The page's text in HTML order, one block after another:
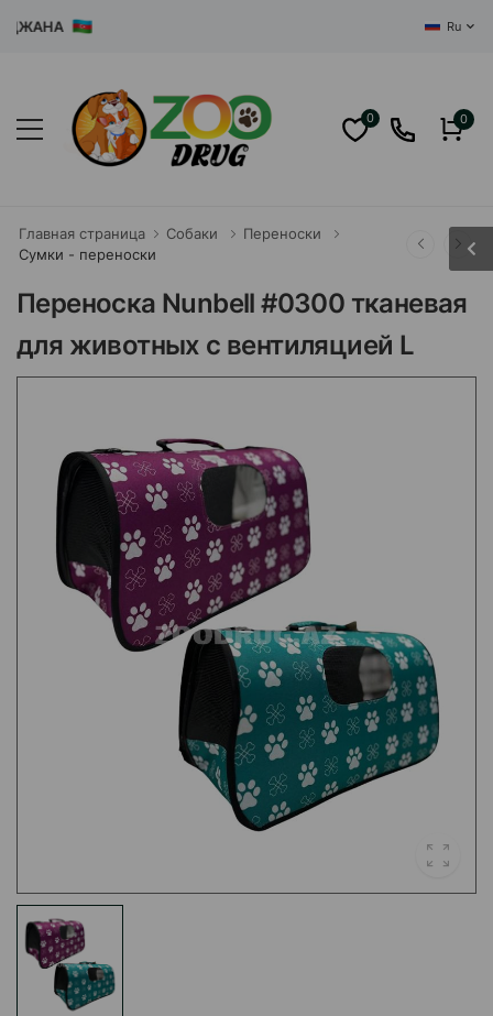
Ru
0 0
Главная страница Собаки
Переноски
Сумки - переноски
Переноска Nunbell #0300 тканевая
для животных с вентиляцией L